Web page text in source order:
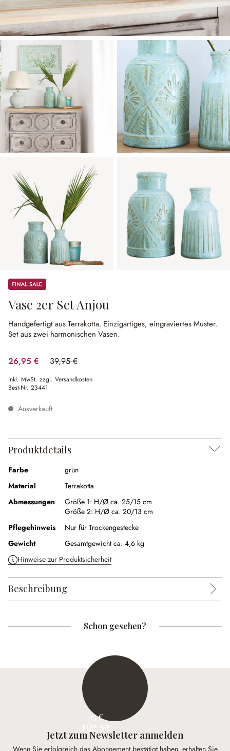
Sale
Vase 2er Set Anjou
Handgefertigt aus Terrakotta. Einzigartiges, eingraviertes Muster.
Set aus zwei harmonischen Vasen.
26,95 € 39,95 €
(32.54% gespart)
inkl. MwSt. zzgl. Versandkosten
Best-Nr. 23441
Ausverkauft
Produktdetails
Farbe
grün
Material
Terrakotta
Abmessungen
Größe 1: H/Ø ca. 25/15 cm
Größe 2: H/Ø ca. 20/13 cm
Pflegehinweis
Nur für Trockengestecke
Gewicht
Gesamtgewicht ca. 4,6 kg
Hinweise zur Produktsicherheit
Beschreibung
Schon gesehen?
15 €
Jetzt zum Newsletter anmelden